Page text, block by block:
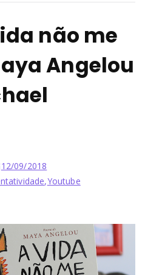
não me
Angelou
12/09/2018
,Youtube